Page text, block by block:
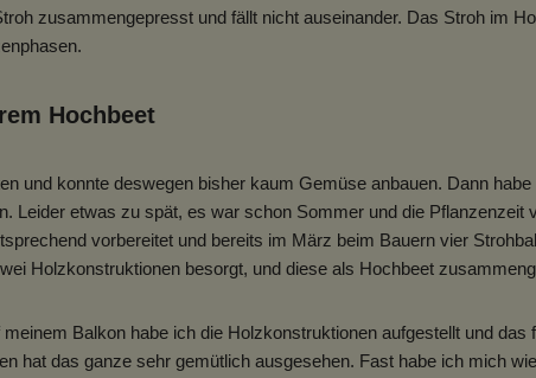
zusammengepresst und fällt nicht auseinander. Das Stroh im
Hochbeet
und konnte deswegen bisher kaum Gemüse anbauen. Dann
Leider etwas zu spät, es war schon Sommer und die Pflanzenzeit
vorbereitet und bereits im März beim Bauern vier
Holzkonstruktionen besorgt, und diese als Hochbeet
Balkon habe ich die Holzkonstruktionen aufgestellt und das
hat das ganze sehr gemütlich ausgesehen. Fast habe ich mich